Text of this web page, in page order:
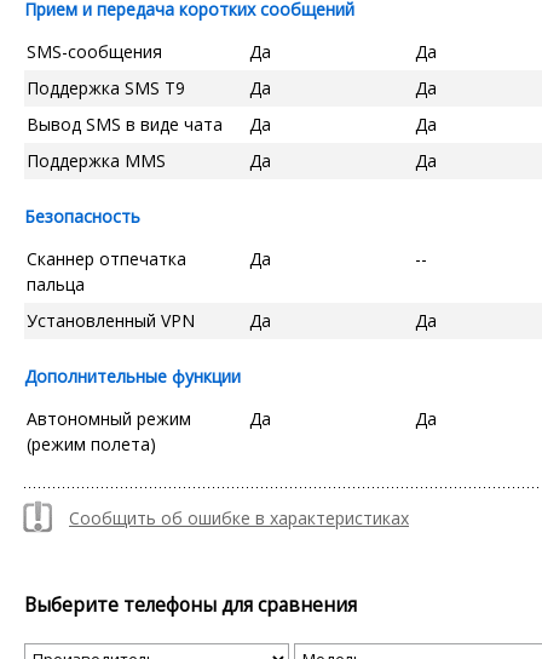
Прием и передача коротких сообщений
SMS-сообщения
Да
Да
Поддержка SMS T9
Да
Да
Вывод SMS в виде чата
Да
Да
Поддержка MMS
Да Да
Безопасность
Сканнер отпечатка
пальца
Да --
Установленный VPN Да Да
Дополнительные функции
Автономный режим
(режим полета)
Да Да
Сообщить об ошибке в характеристиках
Выберите телефоны для сравнения